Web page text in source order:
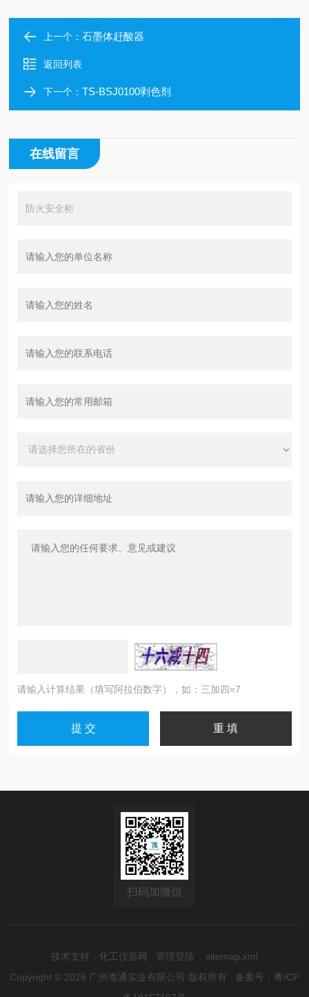
上一个：石墨体赶酸器
返回列表
下一个：TS-BSJ0100剥色剂
在线留言
请输入计算结果（填写阿拉伯数字），如：三加四=7
扫码加微信
技术支持： 化工仪器网 管理登陆
sitemap.xml
Copyright © 2026 广州泰通实业有限公司 版权所有 备案号：粤ICP